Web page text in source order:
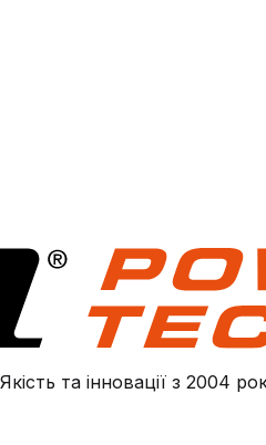
та інновації з 2004